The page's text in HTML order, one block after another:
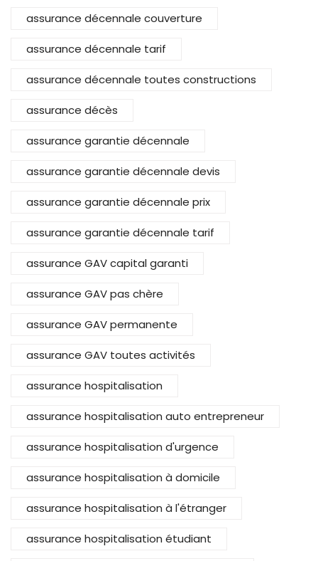
assurance décennale couverture
assurance décennale tarif
assurance décennale toutes constructions
assurance décès
assurance garantie décennale
assurance garantie décennale devis
assurance garantie décennale prix
assurance garantie décennale tarif
assurance GAV capital garanti
assurance GAV pas chère
assurance GAV permanente
assurance GAV toutes activités
assurance hospitalisation
assurance hospitalisation auto entrepreneur
assurance hospitalisation d'urgence
assurance hospitalisation à domicile
assurance hospitalisation à l'étranger
assurance hospitalisation étudiant